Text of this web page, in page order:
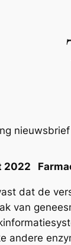
2022
dat de
van
andere